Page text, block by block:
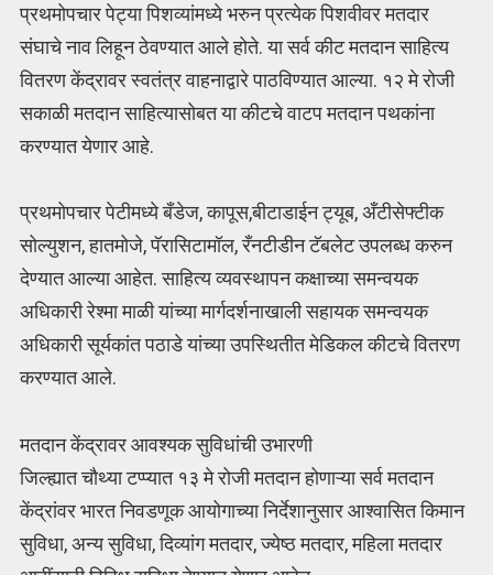
प्रथमोपचार पेट्या पिशव्यांमध्ये भरुन प्रत्येक पिशवीवर मतदार
संघाचे नाव लिहून ठेवण्यात आले होते. या सर्व कीट मतदान साहित्य
वितरण केंद्रावर स्वतंत्र वाहनाद्वारे पाठविण्यात आल्या. १२ मे रोजी
सकाळी मतदान साहित्यासोबत या कीटचे वाटप मतदान पथकांना
करण्यात येणार आहे.
प्रथमोपचार पेटीमध्ये बँडेज, कापूस,बीटाडाईन ट्यूब, अँटीसेफ्टीक
सोल्युशन, हातमोजे, पॅरासिटामॉल, रँनटीडीन टॅबलेट उपलब्ध करुन
देण्यात आल्या आहेत. साहित्य व्यवस्थापन कक्षाच्या समन्वयक
अधिकारी रेश्मा माळी यांच्या मार्गदर्शनाखाली सहायक समन्वयक
अधिकारी सूर्यकांत पठाडे यांच्या उपस्थितीत मेडिकल कीटचे वितरण
करण्यात आले.
मतदान केंद्रावर आवश्यक सुविधांची उभारणी
जिल्ह्यात चौथ्या टप्प्यात १३ मे रोजी मतदान होणाऱ्या सर्व मतदान
केंद्रांवर भारत निवडणूक आयोगाच्या निर्देशानुसार आश्वासित किमान
सुविधा, अन्य सुविधा, दिव्यांग मतदार, ज्येष्ठ मतदार, महिला मतदार